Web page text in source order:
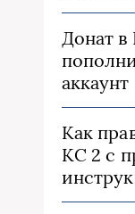
Донат в
аккаунт
Как
КС 2 с